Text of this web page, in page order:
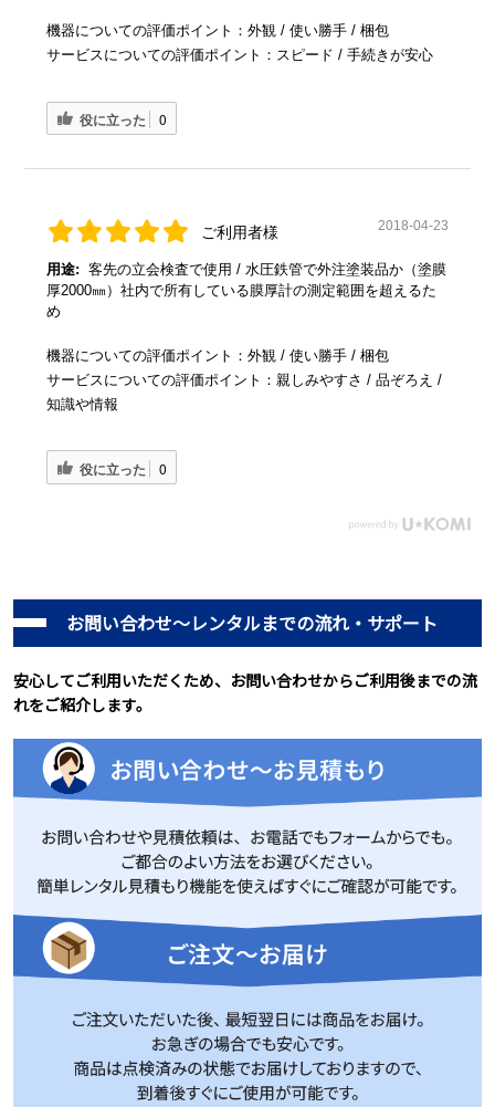
機器についての評価ポイント：外観 / 使い勝手 / 梱包
サービスについての評価ポイント：スピード / 手続きが安心
役に立った 0
ご利用者様 2018-04-23
用途: 客先の立会検査で使用 / 水圧鉄管で外注塗装品か（塗膜
厚2000㎜）社内で所有している膜厚計の測定範囲を超えるた
め
機器についての評価ポイント：外観 / 使い勝手 / 梱包
サービスについての評価ポイント：親しみやすさ / 品ぞろえ /
知識や情報
役に立った 0
お問い合わせ～レンタルまでの流れ・サポート
安心してご利用いただくため、お問い合わせからご利用後までの流
れをご紹介します。